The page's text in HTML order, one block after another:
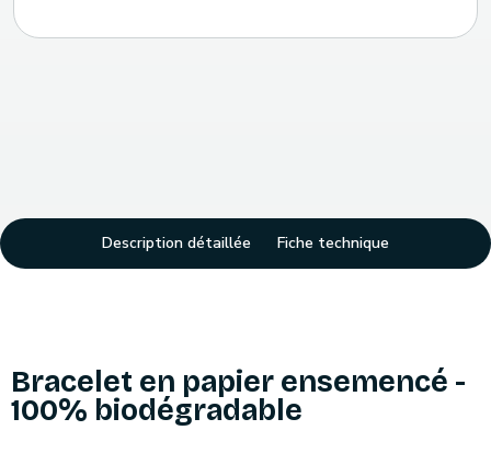
Description détaillée Fiche technique
Bracelet en papier ensemencé -
100% biodégradable